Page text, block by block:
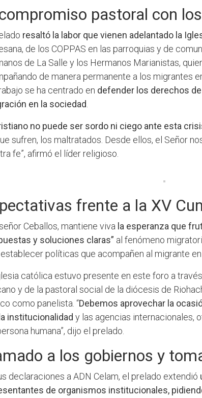
pastoral con
resaltó la labor que vienen adelantado la
de los COPPAS en las parroquias y de
de La Salle y los Hermanos Marianistas,
de manera permanente a los migrantes
se ha centrado en defender los derechos
en la sociedad
no puede ser sordo ni ciego ante esta
sufren, los maltratados. Desde ellos, el Señor
fe”, afirmó el líder religioso.
frente a la XV
Ceballos, mantiene viva la esperanza que
y soluciones claras” al fenómeno
políticas que acompañen al migrante
católica estuvo presente en este foro a
y de la pastoral social de la diócesis de
como panelista. “Debemos aprovechar la
institucionalidad y las agencias internacionales,
humana”, dijo el prelado.
a los gobiernos y
declaraciones a ADN Celam, el prelado extendió
de organismos institucionales,